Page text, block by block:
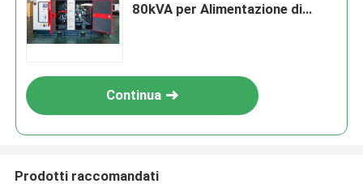
80kVA per Alimentazione di
Continua
Prodotti raccomandati